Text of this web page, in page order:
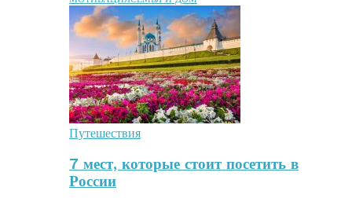
Путешествия
7 мест, которые стоит посетить в
России